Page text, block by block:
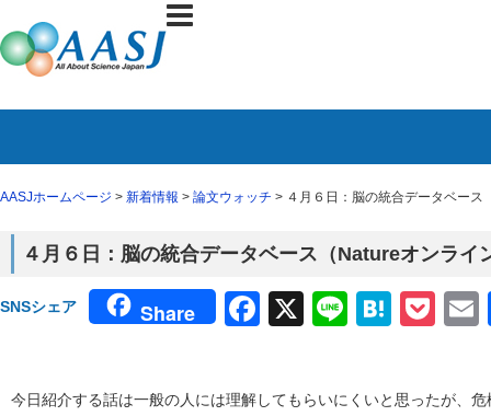
AASJホームページ > 新着情報 > 論文ウォッチ > ４月６日：脳の統合データベース
４月６日：脳の統合データベース（Natureオンライ
SNSシェア Share Facebook
X Line
今日紹介する話は一般の人には理解してもらいにくいと思ったが、